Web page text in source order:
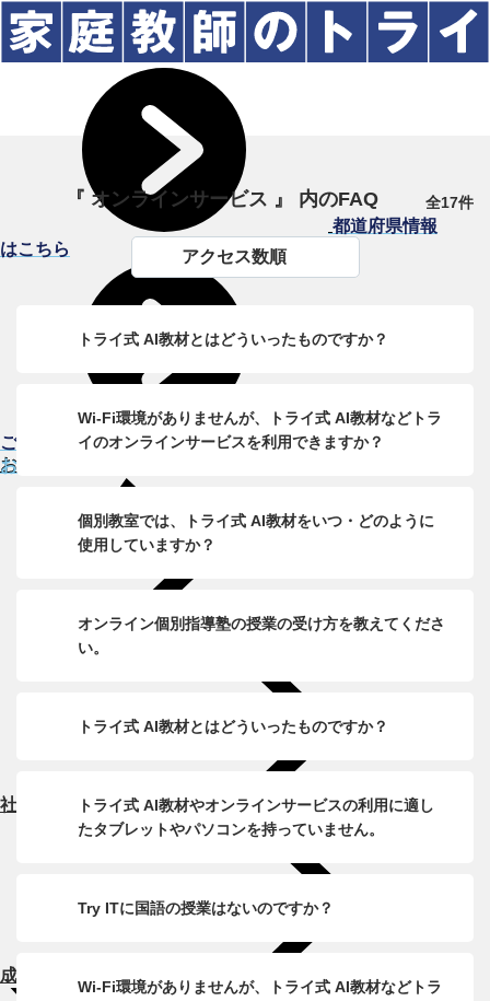
都道府県情報
はこちら
よくある
ご質問
お問い合わせ・資料請求（無料）
社長メッセージ
成績が上がる理由
『 オンラインサービス 』 内のFAQ 全17件
アクセス数順
トライ式 AI教材とはどういったものですか？
Wi-Fi環境がありませんが、トライ式 AI教材などトラ
イのオンラインサービスを利用できますか？
個別教室では、トライ式 AI教材をいつ・どのように
使用していますか？
オンライン個別指導塾の授業の受け方を教えてくださ
い。
トライ式 AI教材とはどういったものですか？
トライ式 AI教材やオンラインサービスの利用に適し
たタブレットやパソコンを持っていません。
Try ITに国語の授業はないのですか？
Wi-Fi環境がありませんが、トライ式 AI教材などトラ